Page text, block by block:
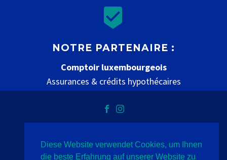


NOTRE PARTENAIRE :
Comptoir luxembourgeois
Assurances & crédits hypothécaires
Datenschutz Impressum Kontakt
Diese Website verwendet Cookies, um Ihnen
die beste Erfahrung auf unserer Website zu